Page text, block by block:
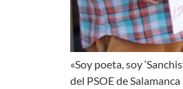
«Soy poeta, soy
del PSOE de